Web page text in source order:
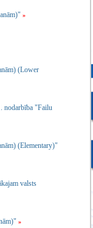
»
(Lower
nodarbība "Failu
(Elementary)"
valsts
»